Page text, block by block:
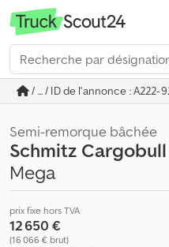
/ ... / ID de l'annonce : A222-
Semi-remorque bâchée
Schmitz Cargobull
Mega
prix fixe hors TVA
12 650 €
(16 066 € brut)